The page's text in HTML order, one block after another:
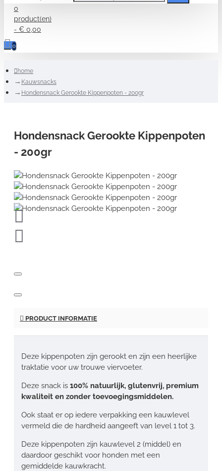
0
product(en)
- € 0,00
0
home
Kauwsnacks
Hondensnack Gerookte Kippenpoten - 200gr
Hondensnack Gerookte Kippenpoten
- 200gr
PRODUCT INFORMATIE
Deze kippenpoten zijn gerookt en zijn een heerlijke
traktatie voor uw trouwe viervoeter.
Deze snack is 100% natuurlijk, glutenvrij, premium
kwaliteit en zonder toevoegingsmiddelen.
Ook staat er op iedere verpakking een kauwlevel
vermeld die de hardheid aangeeft van level 1 tot 3.
Deze kippenpoten zijn kauwlevel 2 (middel) en
daardoor geschikt voor honden met een
gemiddelde kauwkracht.